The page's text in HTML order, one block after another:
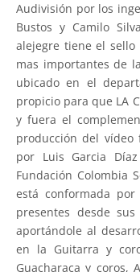
Audivisión por los
Bustos y Camilo
alejegre tiene el
mas importantes de
ubicado en el
propicio para que LA
y fuera el
producción del vídeo
por Luis Garcia
Fundación Colombia
está conformada
presentes desde
aportándole al
en la Guitarra y
Guacharaca y coros,